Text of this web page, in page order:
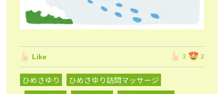
Like 3 3
ひめさゆり
ひめさゆり訪問マッサージ